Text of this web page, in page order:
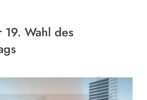
19. Wahl des